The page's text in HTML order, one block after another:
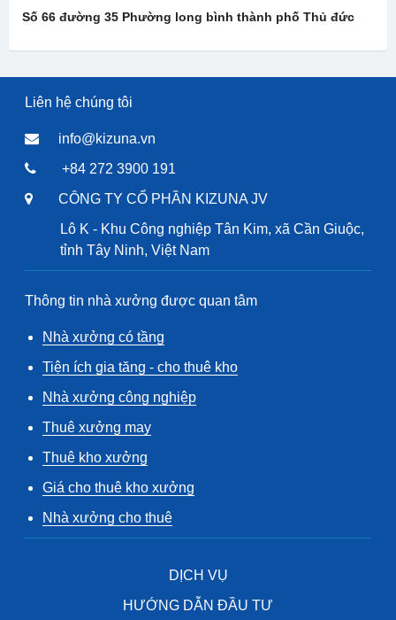
Số 66 đường 35 Phường long bình thành phố Thủ đức
Liên hệ chúng tôi
info@kizuna.vn
+84 272 3900 191
CÔNG TY CỔ PHẦN KIZUNA JV
Lô K - Khu Công nghiệp Tân Kim, xã Cần Giuộc,
tỉnh Tây Ninh, Việt Nam
Thông tin nhà xưởng được quan tâm
Nhà xưởng có tầng
Tiện ích gia tăng - cho thuê kho
Nhà xưởng công nghiệp
Thuê xưởng may
Thuê kho xưởng
Giá cho thuê kho xưởng
Nhà xưởng cho thuê
DỊCH VỤ
HƯỚNG DẪN ĐẦU TƯ